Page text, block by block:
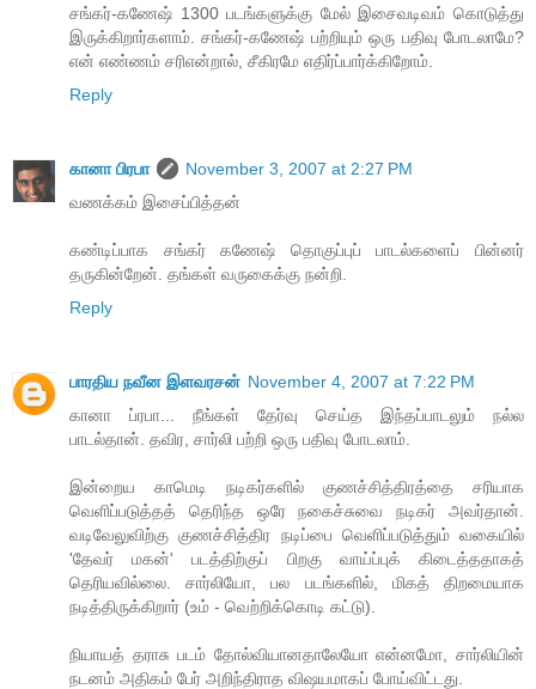
சங்கர்-கணேஷ் 1300 படங்களுக்கு மேல் இசைவடிவம் கொடுத்து
இருக்கிறார்களாம். சங்கர்-கணேஷ் பற்றியும் ஒரு பதிவு போடலாமே?
என் எண்ணம் சரிஎன்றால், சீகிரமே எதிர்ப்பார்க்கிறோம்.
Reply
கானா பிரபா
November 3, 2007 at 2:27 PM
வணக்கம் இசைப்பித்தன்
கண்டிப்பாக சங்கர் கணேஷ் தொகுப்புப் பாடல்களைப் பின்னர்
தருகின்றேன். தங்கள் வருகைக்கு நன்றி.
Reply
பாரதிய நவீன இளவரசன் November 4, 2007 at 7:22 PM
கானா ப்ரபா... நீங்கள் தேர்வு செய்த இந்தப்பாடலும் நல்ல
பாடல்தான். தவிர, சார்லி பற்றி ஒரு பதிவு போடலாம்.
இன்றைய காமெடி நடிகர்களில் குணச்சித்திரத்தை சரியாக
வெளிப்படுத்தத் தெரிந்த ஒரே நகைச்சுவை நடிகர் அவர்தான்.
வடிவேலுவிற்கு குணச்சித்திர நடிப்பை வெளிப்படுத்தும் வகையில்
'தேவர் மகன்' படத்திற்குப் பிறகு வாய்ப்புக் கிடைத்ததாகத்
தெரியவில்லை. சார்லியோ, பல படங்களில், மிகத் திறமையாக
நடித்திருக்கிறார் (உம் - வெற்றிக்கொடி கட்டு).
நியாயத் தராசு படம் தோல்வியானதாலேயோ என்னமோ, சார்லியின்
நடனம் அதிகம் பேர் அறிந்திராத விஷயமாகப் போய்விட்டது.